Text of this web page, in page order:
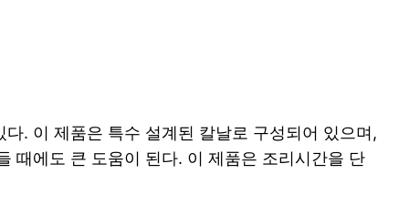
. 이 제품은 특수 설계된 칼날로 구성되어 있으며,
때에도 큰 도움이 된다. 이 제품은 조리시간을 단